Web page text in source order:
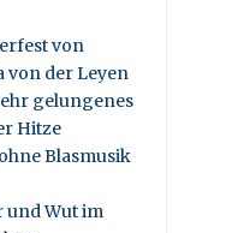
von
von der Leyen
gelungenes
Hitze
Blasmusik
und Wut im